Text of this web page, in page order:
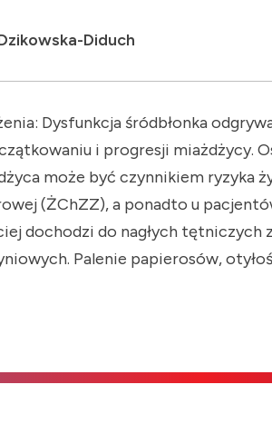
Diduch
Dysfunkcja śródbłonka
i progresji miażdżycy.
może być czynnikiem ryzyka
(ŻChZZ), a ponadto u
dochodzi do nagłych tętniczych
Palenie papierosów,
funkcji śródbłonka częściej